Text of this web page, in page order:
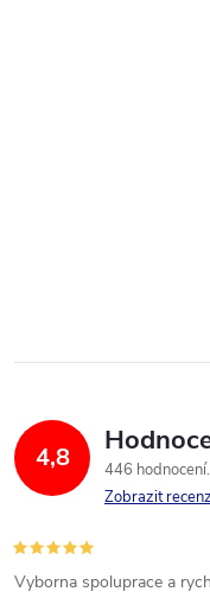
4,8
446 hodnocení
Zobrazit
Vyborna spoluprace a